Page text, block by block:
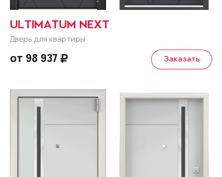
ULTIMATUM NEXT
Дверь для квартиры
от 98 937 Заказать